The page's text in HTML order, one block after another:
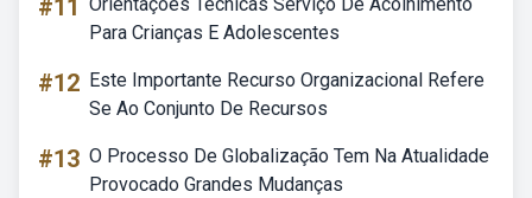
#11
Para Crianças E Adolescentes
#12 Este Importante Recurso Organizacional Refere
Se Ao Conjunto De Recursos
#13 O Processo De Globalização Tem Na Atualidade
Provocado Grandes Mudanças